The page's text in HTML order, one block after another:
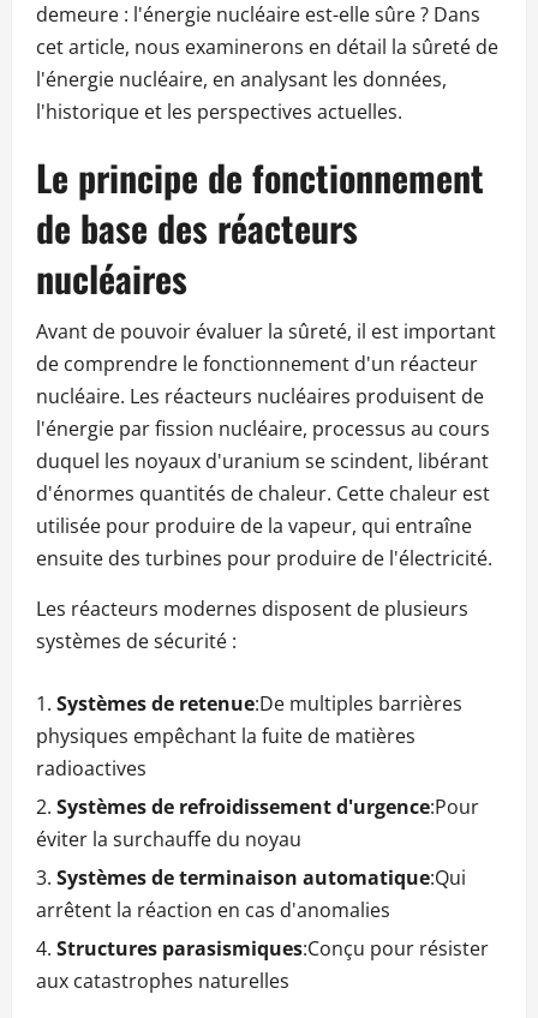
demeure : l'énergie nucléaire est-elle sûre ? Dans
cet article, nous examinerons en détail la sûreté de
l'énergie nucléaire, en analysant les données,
l'historique et les perspectives actuelles.
Le principe de fonctionnement
de base des réacteurs
nucléaires
Avant de pouvoir évaluer la sûreté, il est important
de comprendre le fonctionnement d'un réacteur
nucléaire. Les réacteurs nucléaires produisent de
l'énergie par fission nucléaire, processus au cours
duquel les noyaux d'uranium se scindent, libérant
d'énormes quantités de chaleur. Cette chaleur est
utilisée pour produire de la vapeur, qui entraîne
ensuite des turbines pour produire de l'électricité.
Les réacteurs modernes disposent de plusieurs
systèmes de sécurité :
Systèmes de retenue:De multiples barrières
physiques empêchant la fuite de matières
radioactives
Systèmes de refroidissement d'urgence:Pour
éviter la surchauffe du noyau
Systèmes de terminaison automatique:Qui
arrêtent la réaction en cas d'anomalies
Structures parasismiques:Conçu pour résister
aux catastrophes naturelles